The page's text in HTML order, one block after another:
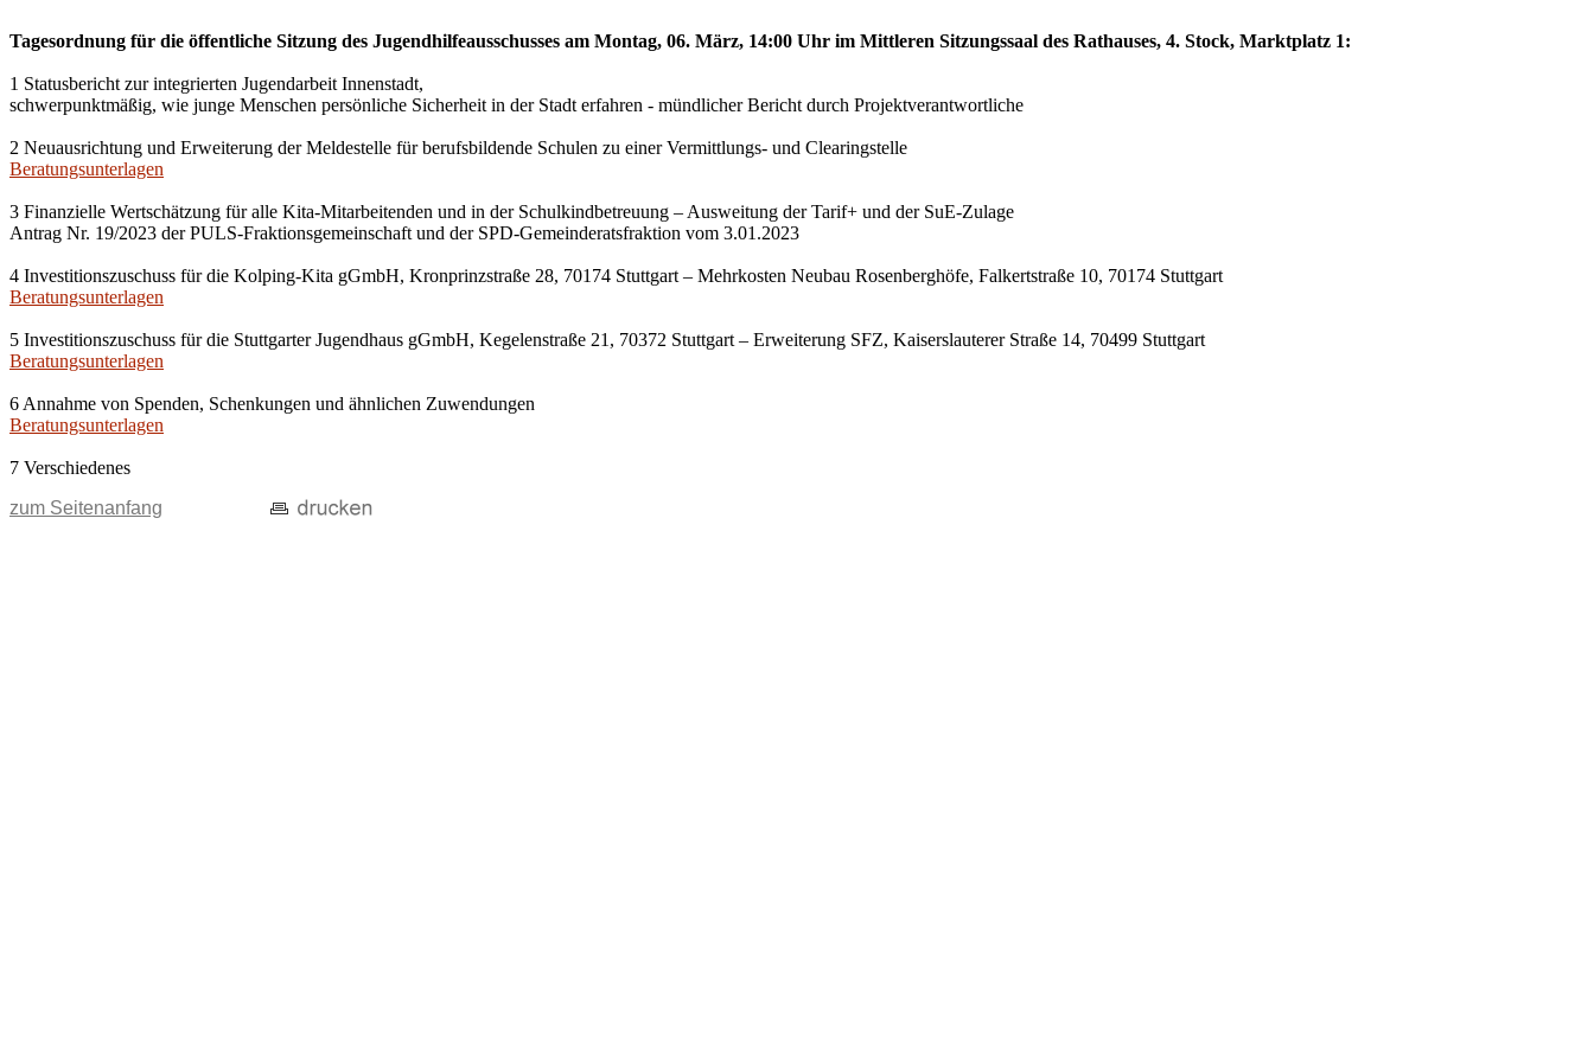
Tagesordnung für die öffentliche Sitzung des Jugendhilfeausschusses am Montag, 06. März, 14:00 Uhr im Mittleren Sitzungssaal des Rathauses, 4. Stock, Marktplatz 1:
1 Statusbericht zur integrierten Jugendarbeit Innenstadt,
schwerpunktmäßig, wie junge Menschen persönliche Sicherheit in der Stadt erfahren - mündlicher Bericht durch Projektverantwortliche
2 Neuausrichtung und Erweiterung der Meldestelle für berufsbildende Schulen zu einer Vermittlungs- und Clearingstelle
Beratungsunterlagen
3 Finanzielle Wertschätzung für alle Kita-Mitarbeitenden und in der Schulkindbetreuung – Ausweitung der Tarif+ und der SuE-Zulage
Antrag Nr. 19/2023 der PULS-Fraktionsgemeinschaft und der SPD-Gemeinderatsfraktion vom 3.01.2023
4 Investitionszuschuss für die Kolping-Kita gGmbH, Kronprinzstraße 28, 70174 Stuttgart – Mehrkosten Neubau Rosenberghöfe, Falkertstraße 10, 70174 Stuttgart
Beratungsunterlagen
5 Investitionszuschuss für die Stuttgarter Jugendhaus gGmbH, Kegelenstraße 21, 70372 Stuttgart – Erweiterung SFZ, Kaiserslauterer Straße 14, 70499 Stuttgart
Beratungsunterlagen
6 Annahme von Spenden, Schenkungen und ähnlichen Zuwendungen
Beratungsunterlagen
7 Verschiedenes
zum Seitenanfang